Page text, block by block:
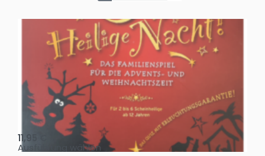
Oh, heilige Nacht!
11,95
Ausführung wählen